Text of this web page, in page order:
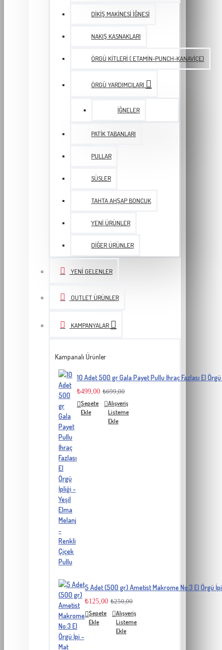
DIKIŞ MAKINESI İĞNESI
NAKIŞ KASNAKLARI
ÖRGÜ KITLERI ( ETAMIN-PUNCH-KANAVIÇE)
ÖRGÜ YARDIMCILARI
İĞNELER
PATIK TABANLARI
PULLAR
SÜSLER
TAHTA AHŞAP BONCUK
YENI ÜRÜNLER
DIĞER ÜRÜNLER
YENI GELENLER
OUTLET ÜRÜNLER
KAMPANYALAR
Kampanalı Ürünler
10 Adet 500 gr Gala Payet Pullu İhraç Fazlası El
₺499,00 ₺699,00
Sepete
Ekle
Alışveriş
Listeme
Ekle
5 Adet (500 gr) Ametist Makrome No:3 El Örgü
₺125,00 ₺250,00
Sepete
Ekle
Alışveriş
Listeme
Ekle